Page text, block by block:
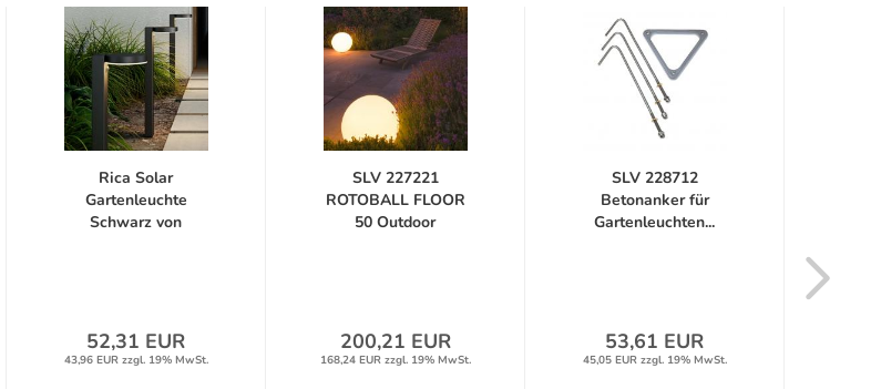
Rica Solar
Gartenleuchte
Schwarz von
52,31 EUR
43,96 EUR zzgl. 19% MwSt.
SLV 227221
ROTOBALL FLOOR
50 Outdoor
200,21 EUR
168,24 EUR zzgl. 19% MwSt.
SLV 228712
Betonanker für
Gartenleuchten...
53,61 EUR
45,05 EUR zzgl. 19% MwSt.